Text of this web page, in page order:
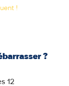
!
?
12